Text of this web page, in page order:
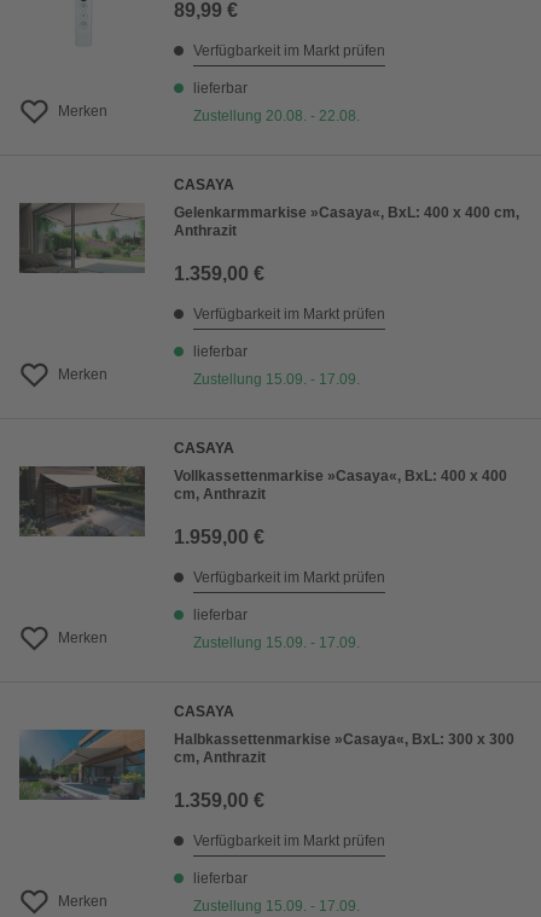
Merken
89,99 €
Verfügbarkeit im Markt prüfen
lieferbar
Zustellung 20.08. - 22.08.
Merken
CASAYA
Gelenkarmmarkise »Casaya«, BxL: 400 x 400 cm,
Anthrazit
1.359,00 €
Verfügbarkeit im Markt prüfen
lieferbar
Zustellung 15.09. - 17.09.
Merken
CASAYA
Vollkassettenmarkise »Casaya«, BxL: 400 x 400
cm, Anthrazit
1.959,00 €
Verfügbarkeit im Markt prüfen
lieferbar
Zustellung 15.09. - 17.09.
Merken
CASAYA
Halbkassettenmarkise »Casaya«, BxL: 300 x 300
cm, Anthrazit
1.359,00 €
Verfügbarkeit im Markt prüfen
lieferbar
Zustellung 15.09. - 17.09.